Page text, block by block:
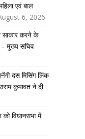
एवं बाल
6, 2026
साकार करने के
– मुख्य सचिव
दस मिसिंग लिंक
कुमावत ने दी
को विधानसभा में